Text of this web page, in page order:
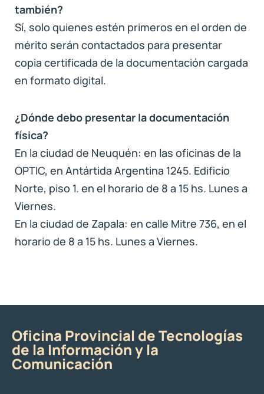
también?
Sí, solo quienes estén primeros en el orden de
mérito serán contactados para presentar
copia certificada de la documentación cargada
en formato digital.
¿Dónde debo presentar la documentación
física?
En la ciudad de Neuquén: en las oficinas de la
OPTIC, en Antártida Argentina 1245. Edificio
Norte, piso 1. en el horario de 8 a 15 hs. Lunes a
Viernes.
En la ciudad de Zapala: en calle Mitre 736, en el
horario de 8 a 15 hs. Lunes a Viernes.
Oficina Provincial de Tecnologías
de la Información y la
Comunicación